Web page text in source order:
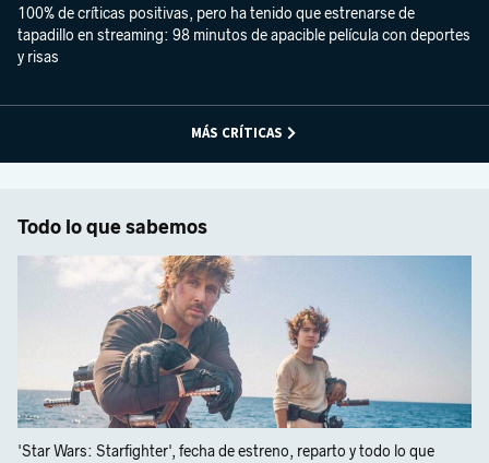
100% de críticas positivas, pero ha tenido que estrenarse de
tapadillo en streaming: 98 minutos de apacible película con deportes
y risas
MÁS CRÍTICAS
Todo lo que sabemos
'Star Wars: Starfighter', fecha de estreno, reparto y todo lo que